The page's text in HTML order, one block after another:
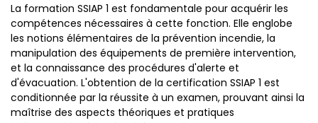
La formation SSIAP 1 est fondamentale pour acquérir les
compétences nécessaires à cette fonction. Elle englobe
les notions élémentaires de la prévention incendie, la
manipulation des équipements de première intervention,
et la connaissance des procédures d'alerte et
d'évacuation. L'obtention de la certification SSIAP 1 est
conditionnée par la réussite à un examen, prouvant ainsi la
maîtrise des aspects théoriques et pratiques